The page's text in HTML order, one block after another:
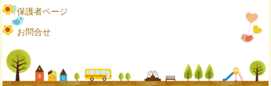
保護者ページ
お問合せ